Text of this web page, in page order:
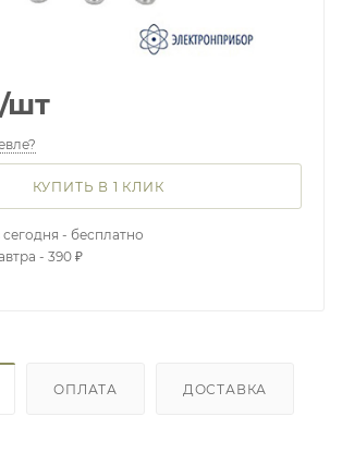
/шт
КУПИТЬ В 1 КЛИК
- бесплатно
- 390 ₽
ОПЛАТА ДОСТАВКА